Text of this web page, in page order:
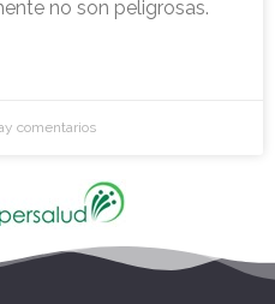
no son peligrosas.
comentarios